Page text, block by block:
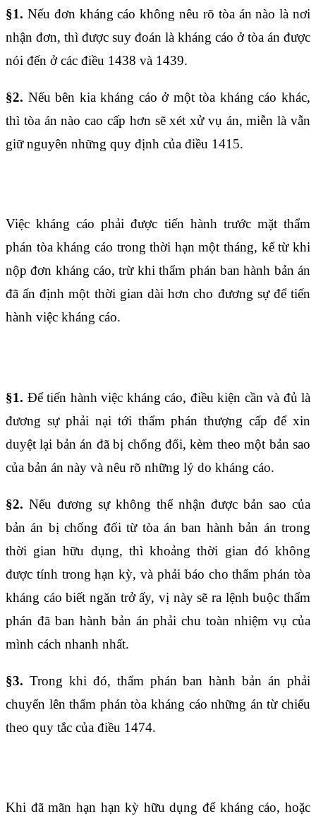
§1. Nếu đơn kháng cáo không nêu rõ tòa án nào là nơi
nhận đơn, thì được suy đoán là kháng cáo ở tòa án được
nói đến ở các điều 1438 và 1439.
§2. Nếu bên kia kháng cáo ở một tòa kháng cáo khác,
thì tòa án nào cao cấp hơn sẽ xét xử vụ án, miễn là vẫn
giữ nguyên những quy định của điều 1415.
Việc kháng cáo phải được tiến hành trước mặt thẩm
phán tòa kháng cáo trong thời hạn một tháng, kể từ khi
nộp đơn kháng cáo, trừ khi thẩm phán ban hành bản án
đã ấn định một thời gian dài hơn cho đương sự để tiến
hành việc kháng cáo.
§1. Để tiến hành việc kháng cáo, điều kiện cần và đủ là
đương sự phải nại tới thẩm phán thượng cấp để xin
duyệt lại bản án đã bị chống đối, kèm theo một bản sao
của bản án này và nêu rõ những lý do kháng cáo.
§2. Nếu đương sự không thể nhận được bản sao của
bản án bị chống đối từ tòa án ban hành bản án trong
thời gian hữu dụng, thì khoảng thời gian đó không
được tính trong hạn kỳ, và phải báo cho thẩm phán tòa
kháng cáo biết ngăn trở ấy, vị này sẽ ra lệnh buộc thẩm
phán đã ban hành bản án phải chu toàn nhiệm vụ của
mình cách nhanh nhất.
§3. Trong khi đó, thẩm phán ban hành bản án phải
chuyển lên thẩm phán tòa kháng cáo những án từ chiếu
theo quy tắc của điều 1474.
Khi đã mãn hạn hạn kỳ hữu dụng để kháng cáo, hoặc